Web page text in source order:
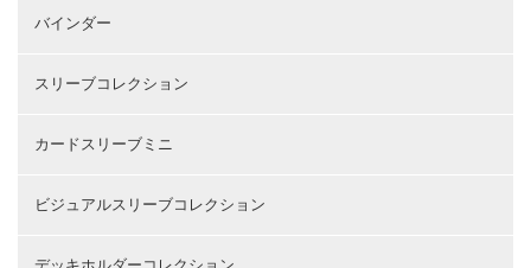
バインダー
スリーブコレクション
カードスリーブミニ
ビジュアルスリーブコレクション